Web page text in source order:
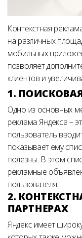
Контекстная
на различных
мобильных
позволяет
клиентов и
1.
Одно из основных
реклама Яндекса –
пользователь
показывает ему
полезны. В этом
рекламные
пользователя.
2.
ПАРТНЕРАХ
Яндекс имеет